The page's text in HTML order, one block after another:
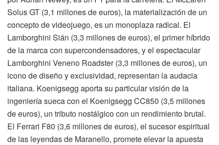
Solus GT (3,1 millones de euros), la materialización de un
concepto de videojuego, es un monoplaza radical. El
Lamborghini Sián (3,3 millones de euros), el primer híbrido
de la marca con supercondensadores, y el espectacular
Lamborghini Veneno Roadster (3,3 millones de euros), un
icono de diseño y exclusividad, representan la audacia
italiana. Koenigsegg aporta su particular visión de la
ingeniería sueca con el Koenigsegg CC850 (3,5 millones
de euros), un tributo nostálgico con un rendimiento brutal.
El Ferrari F80 (3,6 millones de euros), el sucesor espiritual
de las leyendas de Maranello, promete elevar la apuesta